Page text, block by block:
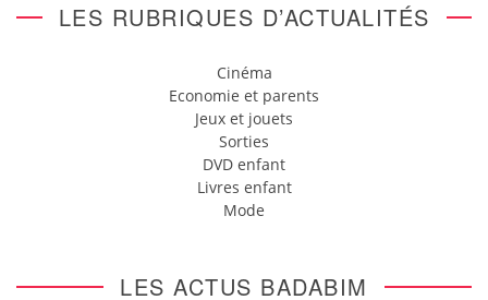
LES RUBRIQUES D’ACTUALITÉS
Cinéma
Economie et parents
Jeux et jouets
Sorties
DVD enfant
Livres enfant
Mode
LES ACTUS BADABIM